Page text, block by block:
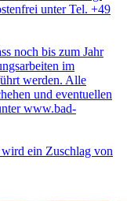
unter Tel. +49
noch bis zum Jahr
im
werden. Alle
und eventuellen
www.bad-
ein Zuschlag von